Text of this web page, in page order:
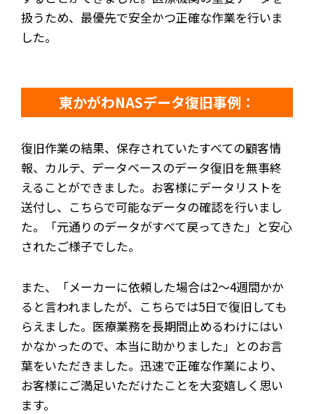
扱うため、最優先で安全かつ正確な作業を行いま
した。
東かがわNASデータ復旧事例：
復旧作業の結果、保存されていたすべての顧客情
報、カルテ、データベースのデータ復旧を無事終
えることができました。お客様にデータリストを
送付し、こちらで可能なデータの確認を行いまし
た。「元通りのデータがすべて戻ってきた」と安心
されたご様子でした。
また、「メーカーに依頼した場合は2～4週間かか
ると言われましたが、こちらでは5日で復旧しても
らえました。医療業務を長期間止めるわけにはい
かなかったので、本当に助かりました」とのお言
葉をいただきました。迅速で正確な作業により、
お客様にご満足いただけたことを大変嬉しく思い
ます。